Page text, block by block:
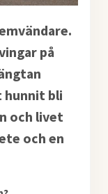
på
hunnit bli
och livet
och en